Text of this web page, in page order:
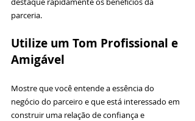
parceria.
Utilize um Tom Profissional e
Amigável
Mostre que você entende a essência do
negócio do parceiro e que está interessado em
construir uma relação de confiança e